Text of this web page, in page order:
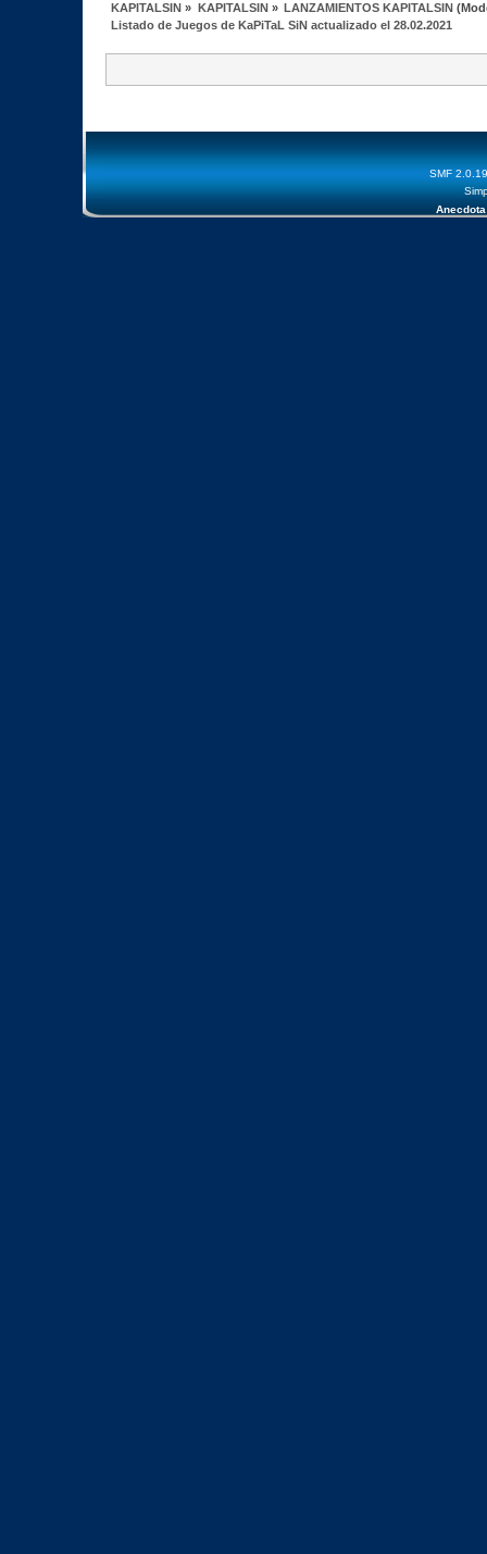
KAPITALSIN » KAPITALSIN» LANZAMIENTOS KAPITALSIN
Listado de Juegos de KaPiTaL SiN actualizado el 28.02.2021
SMF 2.0.19
Anecdota